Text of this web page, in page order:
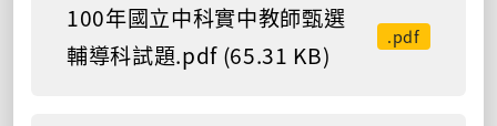
100年國立中科實中教師甄選
輔導科試題.pdf (65.31 KB)
.pdf